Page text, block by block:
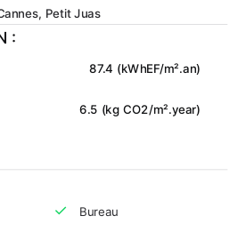
Petit Juas
:
87.4 (kWhEF/m².an)
6.5 (kg CO2/m².year)
Bureau